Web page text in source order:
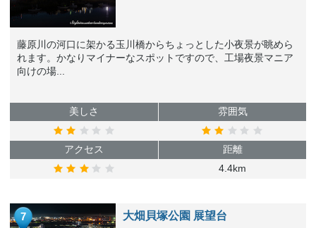
藤原川の河口に架かる玉川橋からちょっとした小夜景が眺めら
れます。かなりマイナーなスポットですので、工場夜景マニア
向けの場...
美しさ 雰囲気
アクセス
距離
4.4km
7 大畑貝塚公園 展望台